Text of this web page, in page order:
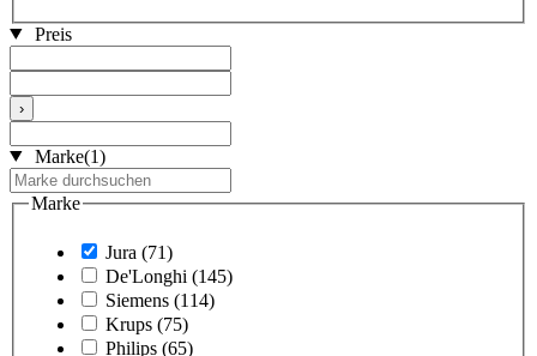
Preis
›
Marke(1)
Marke
Jura (71)
De'Longhi (145)
Siemens (114)
Krups (75)
Philips (65)